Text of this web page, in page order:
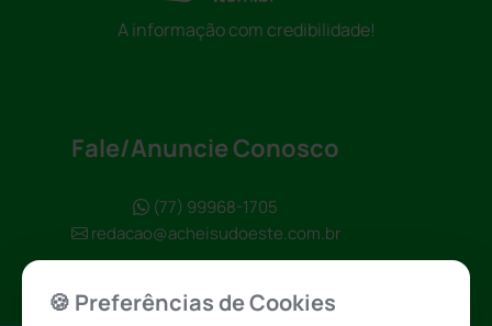
A informação com credibilidade!
Fale/Anuncie Conosco
(77) 99968-1705
redacao@acheisudoeste.com.br
🍪 Preferências de Cookies